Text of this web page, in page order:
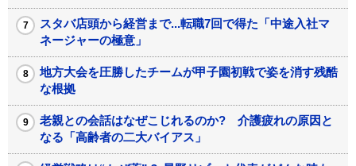
スタバ店頭から経営まで...転職7回で得た「中途入社マ
ネージャーの極意」
地方大会を圧勝したチームが甲子園初戦で姿を消す残酷
な根拠
老親との会話はなぜこじれるのか? 介護疲れの原因と
なる「高齢者の二大バイアス」